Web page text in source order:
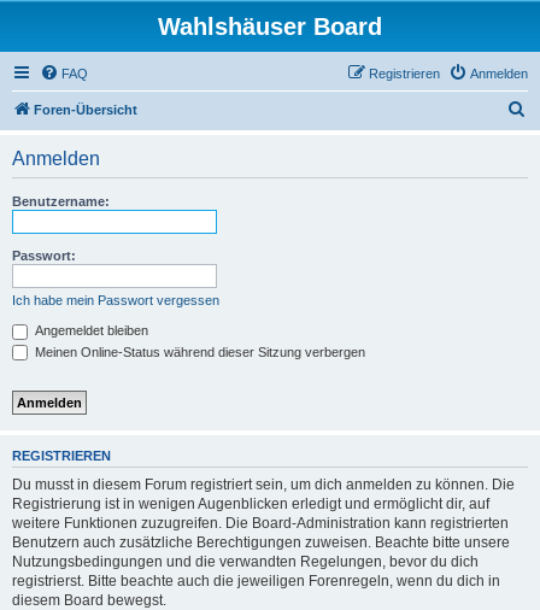
Wahlshäuser Board
FAQ Anmelden
Registrieren
Foren-Übersicht
Anmelden
Benutzername:
Passwort:
Ich habe mein Passwort vergessen
Angemeldet bleiben
Meinen Online-Status während dieser Sitzung verbergen
REGISTRIEREN
Du musst in diesem Forum registriert sein, um dich anmelden zu können. Die
Registrierung ist in wenigen Augenblicken erledigt und ermöglicht dir, auf
weitere Funktionen zuzugreifen. Die Board-Administration kann registrierten
Benutzern auch zusätzliche Berechtigungen zuweisen. Beachte bitte unsere
Nutzungsbedingungen und die verwandten Regelungen, bevor du dich
registrierst. Bitte beachte auch die jeweiligen Forenregeln, wenn du dich in
diesem Board bewegst.